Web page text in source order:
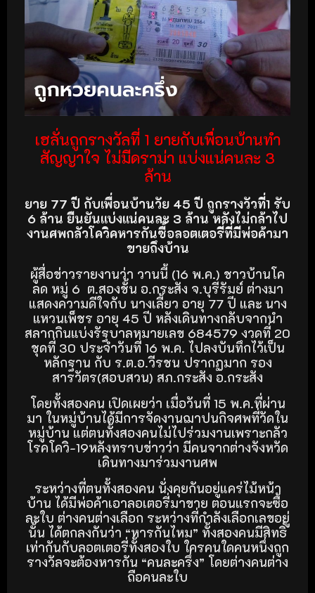
เฮลั่นถูกรางวัลที่ 1 ยายกับเพื่อนบ้านทำ
สัญญาใจ ไม่มีดราม่า แบ่งแน่คนละ 3
ล้าน
ยาย 77 ปี กับเพื่อนบ้านวัย 45 ปี ถูกรางวัวที่1 รับ
6 ล้าน ยืนยันแบ่งแน่คนละ 3 ล้าน หลังไม่กล้าไป
งานศพกลัวโควิคหารกันซื้อลอตเตอรี่ที่มีพ่อค้ามา
ขายถึงบ้าน
ผู้สื่อข่าวรายงานว่า วานนี้ (16 พ.ค.) ชาวบ้านโค
ลด หมู่ 6 ต.สองชั้น อ.กระสัง จ.บุรีรัมย์ ต่างมา
แสดงความดีใจกับ นางเลี้ยว อายุ 77 ปี และ นาง
แหวนเพ็ชร อายุ 45 ปี หลังเดินทางกลับจากนำ
สลากกินแบ่งรัฐบาลหมายเลข 684579 งวดที่ 20
ชุดที่ 30 ประจำวันที่ 16 พ.ค. ไปลงบันทึกไว้เป็น
หลักฐาน กับ ร.ต.อ.วีรชน ปรากฏมาก รอง
สารวัตร(สอบสวน) สภ.กระสัง อ.กระสัง
โดยทั้งสองคน เปิดเผยว่า เมื่อวันที่ 15 พ.ค.ที่ผ่าน
มา ในหมู่บ้านได้มีการจัดงานฌาปนกิจศพที่วัดใน
หมู่บ้าน แต่ตนทั้งสองคนไม่ไปร่วมงานเพราะกลัว
โรคโควิ-19หลังทราบข่าวว่า มีคนจากต่างจังหวัด
เดินทางมาร่วมงานศพ
ระหว่างที่ตนทั้งสองคน นั่งคุยกันอยู่แคร่ไม้หน้า
บ้าน ได้มีพ่อค้าเอาลอเตอรี่มาขาย ตอนแรกจะซื้อ
ละใบ ต่างคนต่างเลือก ระหว่างที่กำลังเลือกเลขอยู่
นั้น ได้ตกลงกันว่า “หารกันไหม” ทั้งสองคนมีสิทธิ์
เท่ากันกับลอตเตอรี่ทั้งสองใบ ใครคนใดคนหนึ่งถูก
รางวัลจะต้องหารกัน “คนละครึ่ง” โดยต่างคนต่าง
ถือคนละใบ